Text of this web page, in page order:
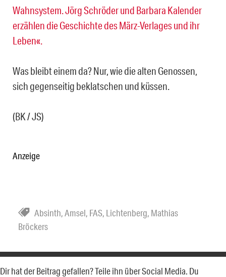
Wahnsystem. Jörg Schröder und Barbara Kalender
erzählen die Geschichte des März-Verlages und ihr
Leben«.
Was bleibt einem da? Nur, wie die alten Genossen,
sich gegenseitig beklatschen und küssen.
(BK / JS)
Anzeige
Absinth,Amsel, FAS, Lichtenberg, Mathias
Bröckers
Dir hat der Beitrag gefallen? Teile ihn über Social Media. Du